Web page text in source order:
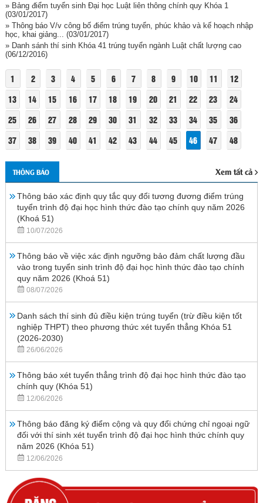
» Bảng điểm tuyển sinh Đại học Luật liên thông chính quy Khóa 1
(03/01/2017)
» Thông báo V/v công bố điểm trúng tuyển, phúc khảo và kế hoạch nhập
học, khai giảng... (03/01/2017)
» Danh sánh thí sinh Khóa 41 trúng tuyển ngành Luật chất lượng cao
(06/12/2016)
1 2 3 4 5 6 7 8 9 10 11
12
13
14 15 16 17 18 19 20 21 22 23
24
25
26 27 28 29 30 31 32 33 34 35
36
37
38 39 40 41 42 43 44 45 46 47 48
THÔNG BÁO Xem tất cả
Thông báo xác định quy tắc quy đổi tương đương điểm trúng
tuyển trình độ đại học hình thức đào tạo chính quy năm 2026
(Khoá 51)
10/07/2026
Thông báo về việc xác định ngưỡng bảo đảm chất lượng đầu
vào trong tuyển sinh trình độ đại học hình thức đào tạo chính
quy năm 2026 (Khoá 51)
08/07/2026
Danh sách thí sinh đủ điều kiện trúng tuyển (trừ điều kiện tốt
nghiệp THPT) theo phương thức xét tuyển thẳng Khóa 51
(2026-2030)
26/06/2026
Thông báo xét tuyển thẳng trình độ đại học hình thức đào tạo
chính quy (Khóa 51)
12/06/2026
Thông báo đăng ký điểm cộng và quy đổi chứng chỉ ngoại ngữ
đối với thí sinh xét tuyển trình độ đại học hình thức chính quy
năm 2026 (Khóa 51)
12/06/2026